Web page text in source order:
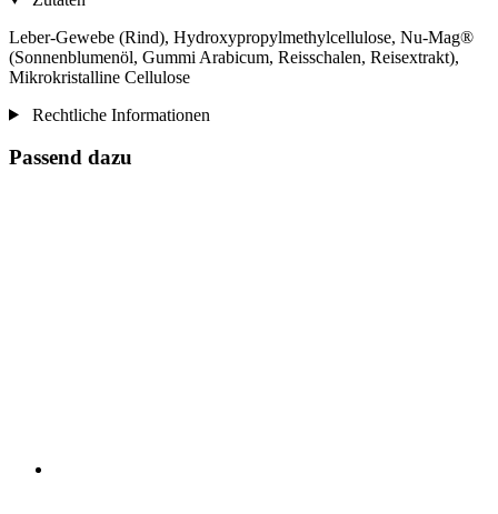
Leber-Gewebe (Rind), Hydroxypropylmethylcellulose, Nu-Mag®
(Sonnenblumenöl, Gummi Arabicum, Reisschalen, Reisextrakt),
Mikrokristalline Cellulose
Rechtliche Informationen
Passend dazu